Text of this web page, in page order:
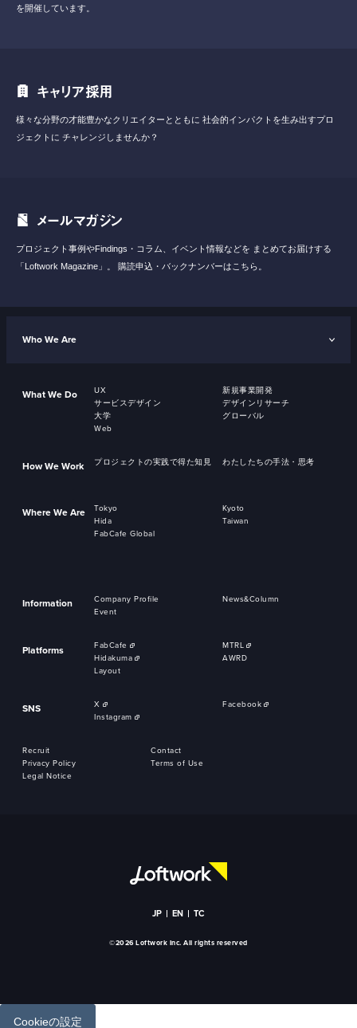
を開催しています。
キャリア採用
様々な分野の才能豊かなクリエイターとともに 社会的インパクトを生み出すプロ
ジェクトに チャレンジしませんか？
メールマガジン
プロジェクト事例やFindings・コラム、イベント情報などを まとめてお届けする
「Loftwork Magazine」。
購読申込・バックナンバーはこちら。
Who We Are
What We Do UX
新規事業開発
サービスデザイン
デザインリサーチ
大学
グローバル
Web
How We Work プロジェクトの実践で得た知見 わたしたちの手法・思考
Where We Are Tokyo
Kyoto
Hida
Taiwan
FabCafe Global
Information Company Profile
News&Column
Event
Platforms FabCafe
MTRL
Hidakuma
AWRD
Layout
SNS X
Facebook
Instagram
Recruit
Contact
Privacy Policy
Terms of Use
Legal Notice
JP EN TC
©2026 Loftwork Inc. All rights reserved
Cookieの設定